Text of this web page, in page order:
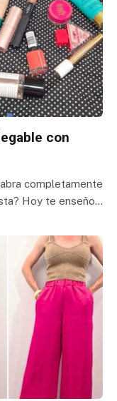
con
completamente
Hoy te enseño…